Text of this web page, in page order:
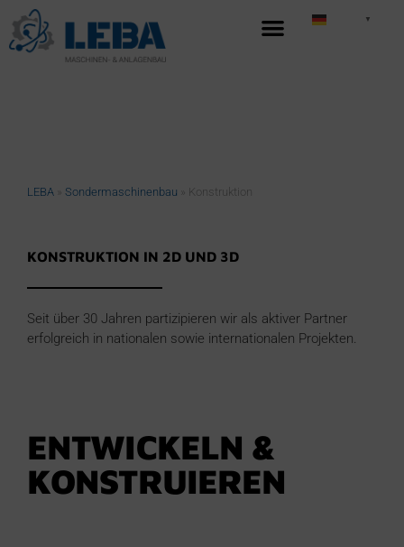
▼
LEBA Sondermaschinenbau Konstruktion
KONSTRUKTION IN 2D UND 3D
Seit über 30 Jahren partizipieren wir als aktiver Partner
erfolgreich in nationalen sowie internationalen Projekten.
ENTWICKELN &
KONSTRUIEREN